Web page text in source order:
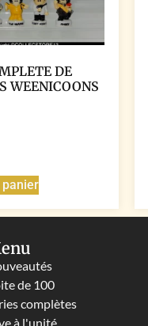
DE
WEENICOONS
de 100
complètes
à l'unité